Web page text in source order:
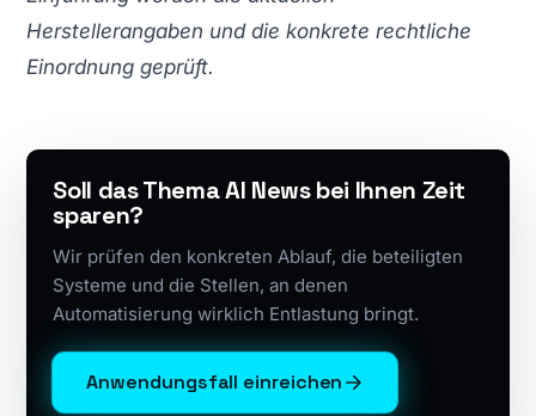
Herstellerangaben und die konkrete rechtliche
Einordnung geprüft.
Soll das Thema AI News bei Ihnen Zeit
sparen?
Wir prüfen den konkreten Ablauf, die beteiligten
Systeme und die Stellen, an denen
Automatisierung wirklich Entlastung bringt.
Anwendungsfall einreichen